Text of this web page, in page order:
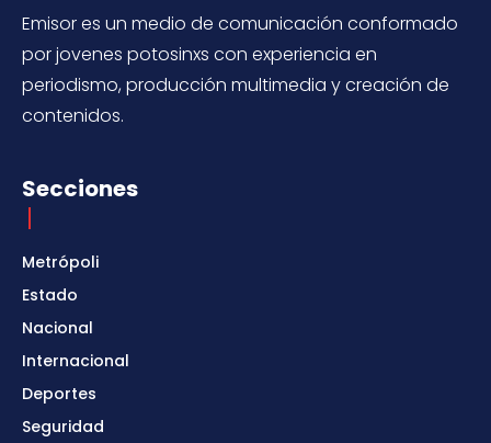
Emisor es un medio de comunicación conformado
por jovenes potosinxs con experiencia en
periodismo, producción multimedia y creación de
contenidos.
Secciones
Metrópoli
Estado
Nacional
Internacional
Deportes
Seguridad